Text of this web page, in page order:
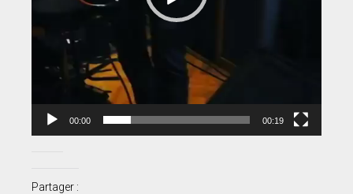
00:00 00:19
Partager :